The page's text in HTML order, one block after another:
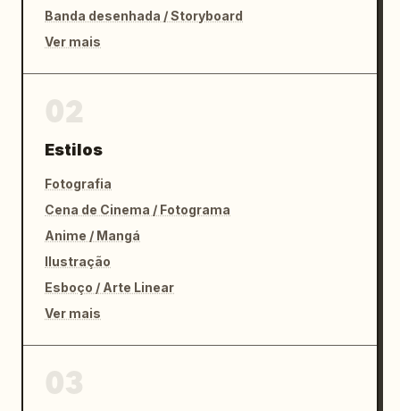
Banda desenhada / Storyboard
Ver mais
Estilos
Fotografia
Cena de Cinema / Fotograma
Anime / Mangá
Ilustração
Esboço / Arte Linear
Ver mais